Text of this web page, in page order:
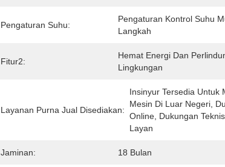
Pengaturan Suhu:
Pengaturan Kontrol Suhu
Langkah
Fitur2:
Hemat Energi Dan
Lingkungan
Layanan Purna Jual Disediakan:
Insinyur Tersedia Untuk
Mesin Di Luar Negeri,
Online, Dukungan
Layan
Jaminan: 18 Bulan